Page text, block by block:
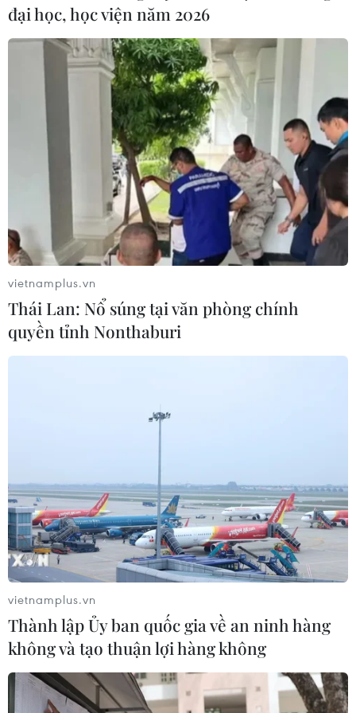
năng lượng cũng như giảm nhu cầu sử dụng khí đốt.
đại học, học viện năm 2026
vietnamplus.vn
Thái Lan: Nổ súng tại văn phòng chính
quyền tỉnh Nonthaburi
vietnamplus.vn
Thành lập Ủy ban quốc gia về an ninh hàng
không và tạo thuận lợi hàng không